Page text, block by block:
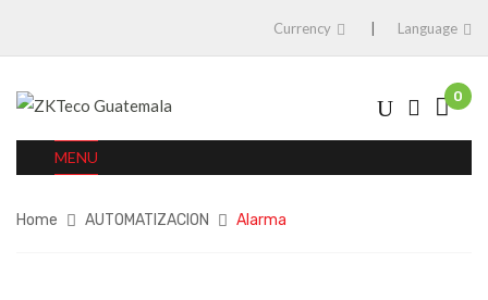
Currency Language
0
MENU
Home AUTOMATIZACION Alarma